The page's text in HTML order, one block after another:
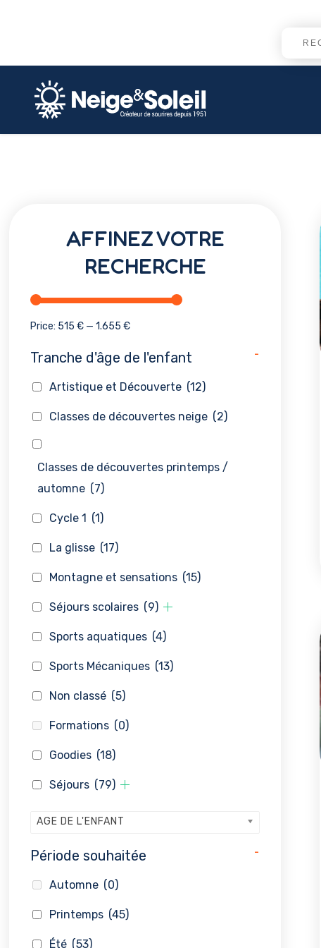
AFFINEZ VOTRE
RECHERCHE
Price: 515 € —1.655 €
Tranche d'âge de l'enfant -
Artistique et Découverte (12)
Classes de découvertes neige (2)
Classes de découvertes printemps /
automne (7)
Cycle 1 (1)
La glisse (17)
Montagne et sensations (15)
Séjours scolaires (9)
Sports aquatiques (4)
Sports Mécaniques (13)
Non classé (5)
Formations (0)
Goodies (18)
Séjours (79)
AGE DE L'ENFANT
Période souhaitée -
Automne (0)
Printemps (45)
Été (53)